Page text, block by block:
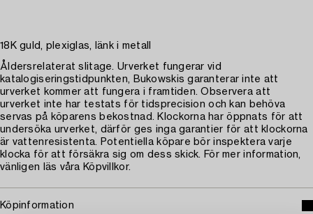
18K guld, plexiglas, länk i metall
Åldersrelaterat slitage. Urverket fungerar vid
katalogiseringstidpunkten, Bukowskis garanterar inte att
urverket kommer att fungera i framtiden. Observera att
urverket inte har testats för tidsprecision och kan behöva
servas på köparens bekostnad. Klockorna har öppnats för att
undersöka urverket, därför ges inga garantier för att klockorna
är vattenresistenta. Potentiella köpare bör inspektera varje
klocka för att försäkra sig om dess skick. För mer information,
vänligen läs våra Köpvillkor.
Köpinformation